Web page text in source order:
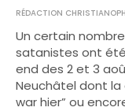
RÉDACTION
Un certain
satanistes ont
end des 2 et 3
Neuchâtel dont la
war hier” ou